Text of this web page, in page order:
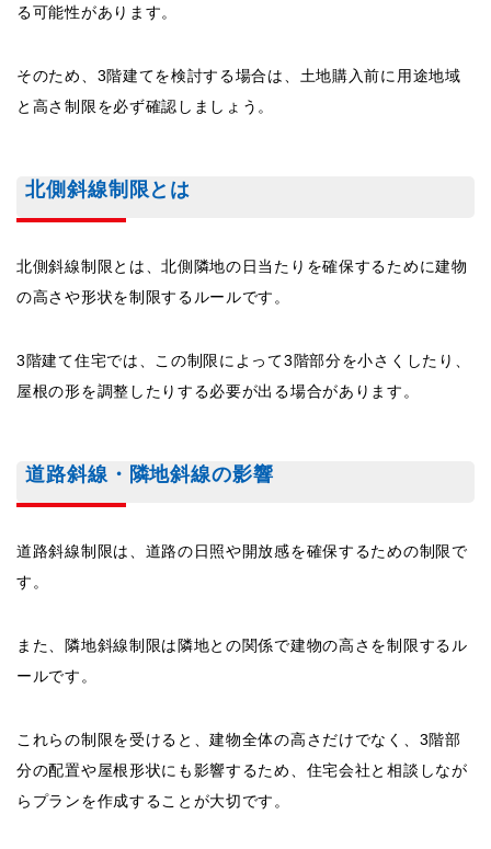
る可能性があります。
そのため、3階建てを検討する場合は、土地購入前に用途地域
と高さ制限を必ず確認しましょう。
北側斜線制限とは
北側斜線制限とは、北側隣地の日当たりを確保するために建物
の高さや形状を制限するルールです。
3階建て住宅では、この制限によって3階部分を小さくしたり、
屋根の形を調整したりする必要が出る場合があります。
道路斜線・隣地斜線の影響
道路斜線制限は、道路の日照や開放感を確保するための制限で
す。
また、隣地斜線制限は隣地との関係で建物の高さを制限するル
ールです。
これらの制限を受けると、建物全体の高さだけでなく、3階部
分の配置や屋根形状にも影響するため、住宅会社と相談しなが
らプランを作成することが大切です。